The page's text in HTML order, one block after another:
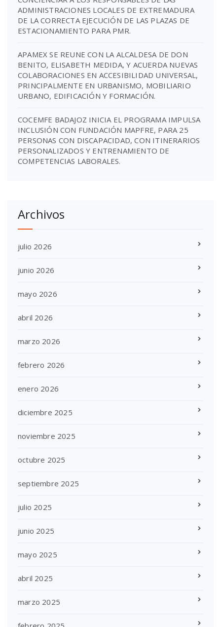
ADMINISTRACIONES LOCALES DE EXTREMADURA
DE LA CORRECTA EJECUCIÓN DE LAS PLAZAS DE
ESTACIONAMIENTO PARA PMR.
APAMEX SE REUNE CON LA ALCALDESA DE DON
BENITO, ELISABETH MEDIDA, Y ACUERDA NUEVAS
COLABORACIONES EN ACCESIBILIDAD UNIVERSAL,
PRINCIPALMENTE EN URBANISMO, MOBILIARIO
URBANO, EDIFICACIÓN Y FORMACIÓN.
COCEMFE BADAJOZ INICIA EL PROGRAMA IMPULSA
INCLUSIÓN CON FUNDACIÓN MAPFRE, PARA 25
PERSONAS CON DISCAPACIDAD, CON ITINERARIOS
PERSONALIZADOS Y ENTRENAMIENTO DE
COMPETENCIAS LABORALES.
Archivos
julio 2026
junio 2026
mayo 2026
abril 2026
marzo 2026
febrero 2026
enero 2026
diciembre 2025
noviembre 2025
octubre 2025
septiembre 2025
julio 2025
junio 2025
mayo 2025
abril 2025
marzo 2025